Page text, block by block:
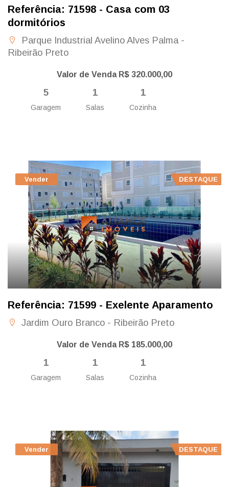
Referência: 71598 - Casa com 03
dormitórios
Parque Industrial Avelino Alves Palma -
Ribeirão Preto
Valor de Venda R$ 320.000,00
5
Garagem
1
Salas
1
Cozinha
Vender DESTAQUE
Referência: 71599 - Exelente Aparamento
Jardim Ouro Branco - Ribeirão Preto
Valor de Venda R$ 185.000,00
1
Garagem
1
Salas
1
Cozinha
Vender DESTAQUE